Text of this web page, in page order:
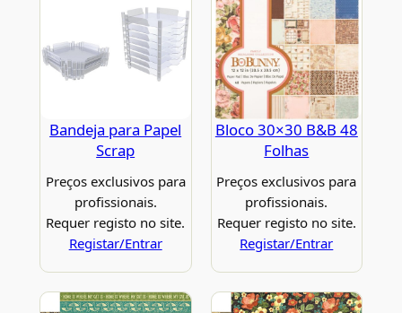
Bandeja para Papel
Scrap
Preços exclusivos para
profissionais.
Requer registo no site.
Registar/Entrar
Bloco 30×30 B&B 48
Folhas
Preços exclusivos para
profissionais.
Requer registo no site.
Registar/Entrar